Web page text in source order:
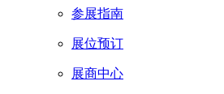
参展指南
展位预订
展商中心